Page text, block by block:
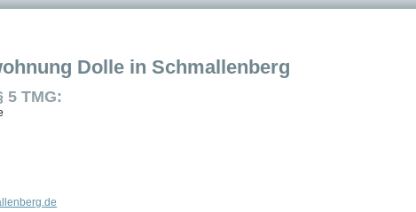
Dolle in Schmallenberg
5 TMG: